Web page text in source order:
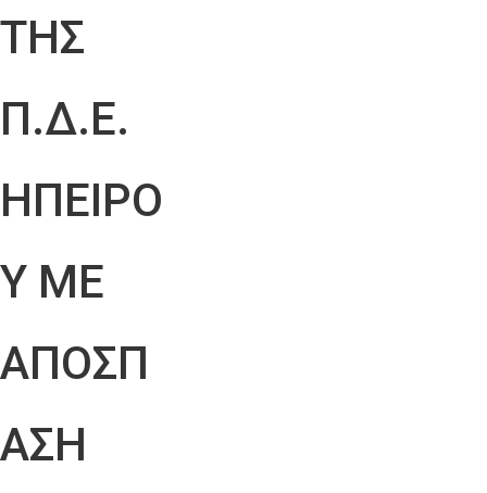
ΤΗΣ
Π.Δ.Ε.
ΗΠΕΙΡΟ
Υ ΜΕ
ΑΠΟΣΠ
ΑΣΗ